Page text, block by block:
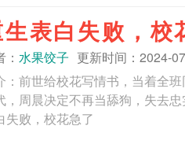
表白失败，校
水果饺子 更新时间：2024-
：前世给校花写情书，当着全
，周晨决定不再当舔狗，失去忠
失败，校花急了